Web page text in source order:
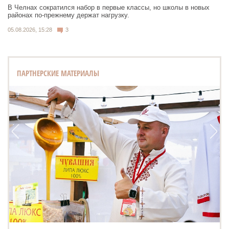
В Челнах сократился набор в первые классы, но школы в новых
районах по-прежнему держат нагрузку.
05.08.2026, 15:28 3
ПАРТНЕРСКИЕ МАТЕРИАЛЫ